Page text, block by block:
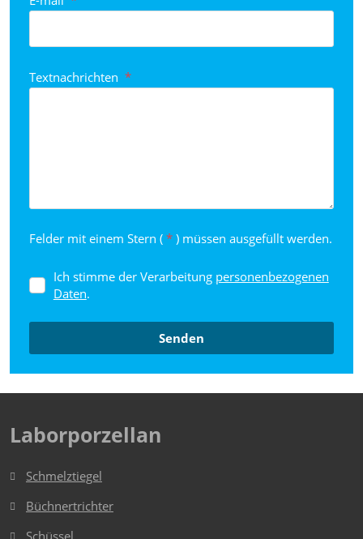
Textnachrichten *
Felder mit einem Stern ( * ) müssen ausgefüllt werden.
stimme
der
personenbezogenen
Daten.
Ich stimme der Verarbeitung personenbezogenen
Daten.
Senden
Formular
nicht
gesendet
Laborporzellan
Schmelztiegel
Büchnertrichter
Schüssel